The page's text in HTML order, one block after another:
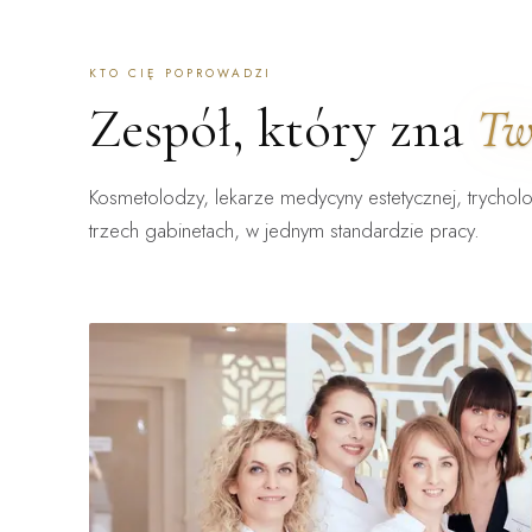
KTO CIĘ POPROWADZI
Zespół, który zna
Kosmetolodzy, lekarze medycyny estetycznej,
trzech gabinetach, w jednym standardzie pracy.